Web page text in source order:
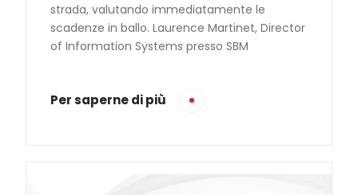
strada, valutando immediatamente le
scadenze in ballo. Laurence Martinet, Director
of Information Systems presso SBM
Per saperne di più